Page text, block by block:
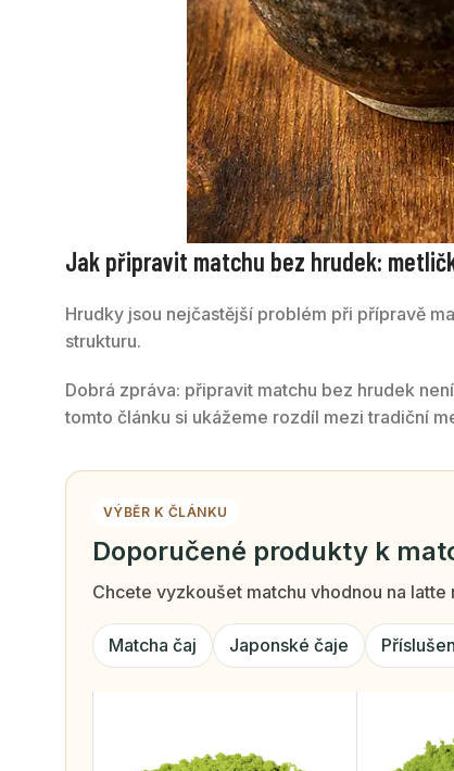
Jak připravit matchu bez hrudek:
Hrudky jsou nejčastější problém při přípravě
strukturu.
Dobrá zpráva: připravit matchu bez hrudek
tomto článku si ukážeme rozdíl mezi tradiční
VÝBĚR K ČLÁNKU
Doporučené produkty k
Chcete vyzkoušet matchu vhodnou na
Matcha čaj Japonské čaje